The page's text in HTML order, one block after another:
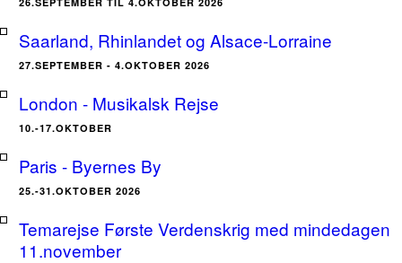
Saarland, Rhinlandet og Alsace-Lorraine
27.SEPTEMBER - 4.OKTOBER 2026
London - Musikalsk Rejse
10.-17.OKTOBER
Paris - Byernes By
25.-31.OKTOBER 2026
Temarejse Første Verdenskrig med mindedagen
11.november